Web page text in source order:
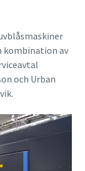
kombination av
och Urban